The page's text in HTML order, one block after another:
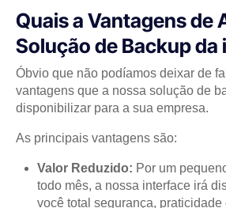
Quais a Vantagens de
Solução de Backup da
Óbvio que não podíamos deixar de
vantagens que a nossa solução de
disponibilizar para a sua empresa.
As principais vantagens são:
Valor Reduzido: Por um
todo mês, a nossa interface irá
você total segurança,